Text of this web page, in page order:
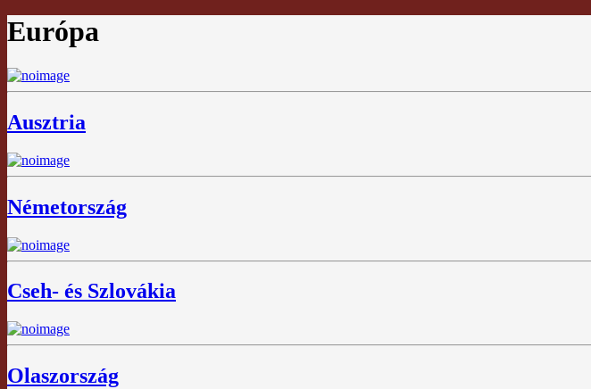
Európa
Ausztria
Németország
Cseh- és Szlovákia
Olaszország